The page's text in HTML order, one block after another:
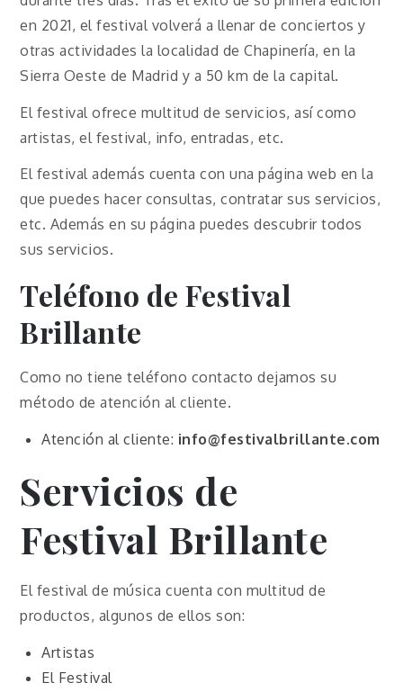
en 2021, el festival volverá a llenar de conciertos y
otras actividades la localidad de Chapinería, en la
Sierra Oeste de Madrid y a 50 km de la capital.
El festival ofrece multitud de servicios, así como
artistas, el festival, info, entradas, etc.
El festival además cuenta con una página web en la
que puedes hacer consultas, contratar sus servicios,
etc. Además en su página puedes descubrir todos
sus servicios.
Teléfono de Festival
Brillante
Como no tiene teléfono contacto dejamos su
método de atención al cliente.
Atención al cliente: info@festivalbrillante.com
Servicios de
Festival Brillante
El festival de música cuenta con multitud de
productos, algunos de ellos son:
Artistas
El Festival